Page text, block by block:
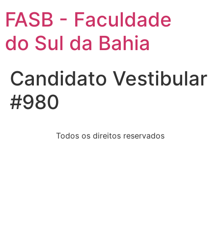
FASB - Faculdade
do Sul da Bahia
Candidato Vestibular
#980
Todos os direitos reservados